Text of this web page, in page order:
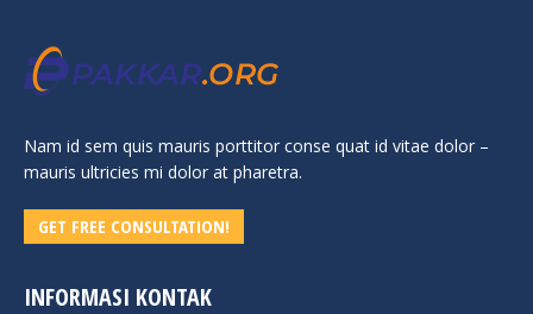
Nam id sem quis mauris porttitor conse quat id vitae dolor –
mauris ultricies mi dolor at pharetra.
GET FREE CONSULTATION!
INFORMASI KONTAK